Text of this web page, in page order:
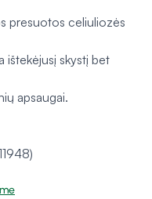
presuotos celiuliozės
ištekėjusį skystį bet
apsaugai.